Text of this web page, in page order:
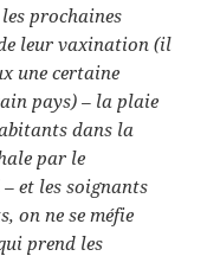
prochaines
leur vaxination (il
une certaine
pays) – la plaie
dans la
par le
et les soignants
on ne se méfie
prend les